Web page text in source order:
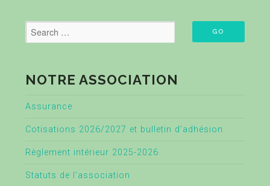
NOTRE ASSOCIATION
Assurance
Cotisations 2026/2027 et bulletin d’adhésion
Règlement intérieur 2025-2026
Statuts de l’association